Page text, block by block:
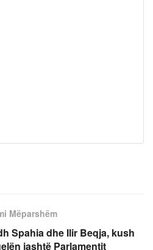
Mëparshëm
Spahia dhe Ilir Beqja, kush
jashtë Parlamentit